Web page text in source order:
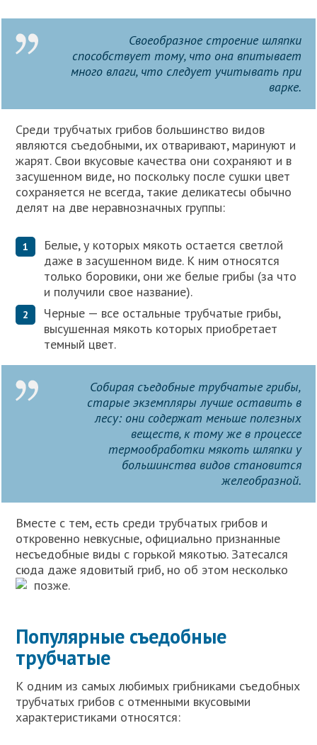
Своеобразное строение шляпки
способствует тому, что она впитывает
много влаги, что следует учитывать при
варке.
Среди трубчатых грибов большинство видов
являются съедобными, их отваривают, маринуют и
жарят. Свои вкусовые качества они сохраняют и в
засушенном виде, но поскольку после сушки цвет
сохраняется не всегда, такие деликатесы обычно
делят на две неравнозначных группы:
Белые, у которых мякоть остается светлой
даже в засушенном виде. К ним относятся
только боровики, они же белые грибы (за что
и получили свое название).
Черные — все остальные трубчатые грибы,
высушенная мякоть которых приобретает
темный цвет.
Собирая съедобные трубчатые грибы,
старые экземпляры лучше оставить в
лесу: они содержат меньше полезных
веществ, к тому же в процессе
термообработки мякоть шляпки у
большинства видов становится
желеобразной.
Вместе с тем, есть среди трубчатых грибов и
откровенно невкусные, официально признанные
несъедобные виды с горькой мякотью. Затесался
сюда даже ядовитый гриб, но об этом несколько
позже.
Популярные съедобные
трубчатые
К одним из самых любимых грибниками съедобных
трубчатых грибов с отменными вкусовыми
характеристиками относятся: